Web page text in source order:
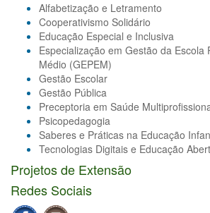
Alfabetização e Letramento
Cooperativismo Solidário
Educação Especial e Inclusiva
Especialização em Gestão da Escola
Médio (GEPEM)
Gestão Escolar
Gestão Pública
Preceptoria em Saúde
Psicopedagogia
Saberes e Práticas na Educação
Tecnologias Digitais e Educação
Projetos de Extensão
Redes Sociais